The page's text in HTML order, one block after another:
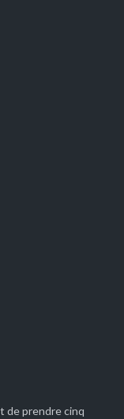
de prendre cinq